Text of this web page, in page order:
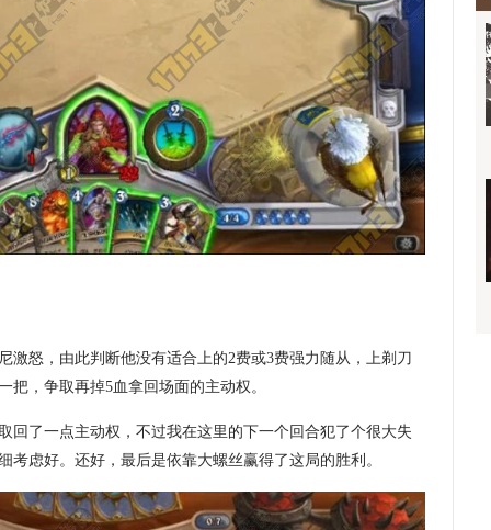
激怒，由此判断他没有适合上的2费或3费强力随从，上剃刀
，争取再掉5血拿回场面的主动权。
回了一点主动权，不过我在这里的下一个回合犯了个很大失
考虑好。还好，最后是依靠大螺丝赢得了这局的胜利。